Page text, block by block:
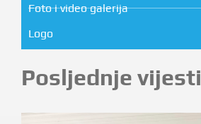
Foto i video galerija
Logo
Posljednje vijesti